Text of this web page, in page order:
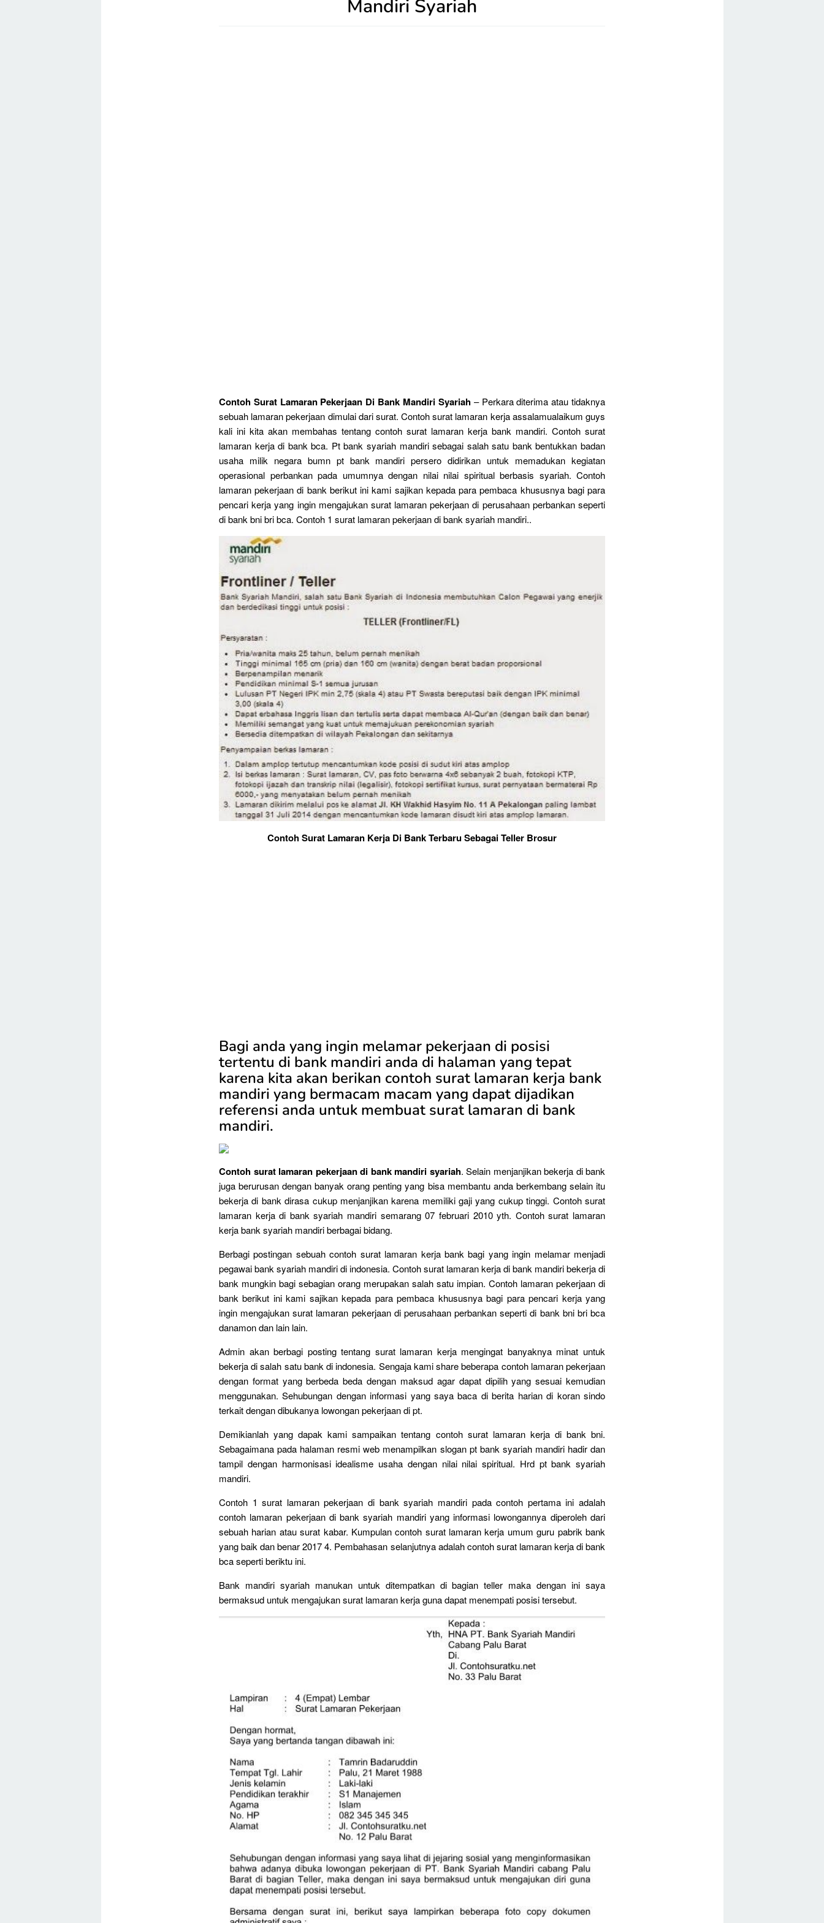
Mandiri Syariah
Contoh Surat Lamaran Pekerjaan Di Bank Mandiri Syariah– Perkara diterima atau tidaknya
sebuah lamaran pekerjaan dimulai dari surat. Contoh surat lamaran kerja assalamualaikum guys
kali ini kita akan membahas tentang contoh surat lamaran kerja bank mandiri. Contoh surat
lamaran kerja di bank bca. Pt bank syariah mandiri sebagai salah satu bank bentukkan badan
usaha milik negara bumn pt bank mandiri persero didirikan untuk memadukan kegiatan
operasional perbankan pada umumnya dengan nilai nilai spiritual berbasis syariah. Contoh
lamaran pekerjaan di bank berikut ini kami sajikan kepada para pembaca khususnya bagi para
pencari kerja yang ingin mengajukan surat lamaran pekerjaan di perusahaan perbankan seperti
di bank bni bri bca. Contoh 1 surat lamaran pekerjaan di bank syariah mandiri..
Contoh Surat Lamaran Kerja Di Bank Terbaru Sebagai Teller Brosur
Bagi anda yang ingin melamar pekerjaan di posisi
tertentu di bank mandiri anda di halaman yang tepat
karena kita akan berikan contoh surat lamaran kerja bank
mandiri yang bermacam macam yang dapat dijadikan
referensi anda untuk membuat surat lamaran di bank
mandiri.
Contoh surat lamaran pekerjaan di bank mandiri syariah. Selain menjanjikan bekerja di bank
juga berurusan dengan banyak orang penting yang bisa membantu anda berkembang selain itu
bekerja di bank dirasa cukup menjanjikan karena memiliki gaji yang cukup tinggi. Contoh surat
lamaran kerja di bank syariah mandiri semarang 07 februari 2010 yth. Contoh surat lamaran
kerja bank syariah mandiri berbagai bidang.
Berbagi postingan sebuah contoh surat lamaran kerja bank bagi yang ingin melamar menjadi
pegawai bank syariah mandiri di indonesia. Contoh surat lamaran kerja di bank mandiri bekerja di
bank mungkin bagi sebagian orang merupakan salah satu impian. Contoh lamaran pekerjaan di
bank berikut ini kami sajikan kepada para pembaca khususnya bagi para pencari kerja yang
ingin mengajukan surat lamaran pekerjaan di perusahaan perbankan seperti di bank bni bri bca
danamon dan lain lain.
Admin akan berbagi posting tentang surat lamaran kerja mengingat banyaknya minat untuk
bekerja di salah satu bank di indonesia. Sengaja kami share beberapa contoh lamaran pekerjaan
dengan format yang berbeda beda dengan maksud agar dapat dipilih yang sesuai kemudian
menggunakan. Sehubungan dengan informasi yang saya baca di berita harian di koran sindo
terkait dengan dibukanya lowongan pekerjaan di pt.
Demikianlah yang dapak kami sampaikan tentang contoh surat lamaran kerja di bank bni.
Sebagaimana pada halaman resmi web menampilkan slogan pt bank syariah mandiri hadir dan
tampil dengan harmonisasi idealisme usaha dengan nilai nilai spiritual. Hrd pt bank syariah
mandiri.
Contoh 1 surat lamaran pekerjaan di bank syariah mandiri pada contoh pertama ini adalah
contoh lamaran pekerjaan di bank syariah mandiri yang informasi lowongannya diperoleh dari
sebuah harian atau surat kabar. Kumpulan contoh surat lamaran kerja umum guru pabrik bank
yang baik dan benar 2017 4. Pembahasan selanjutnya adalah contoh surat lamaran kerja di bank
bca seperti beriktu ini.
Bank mandiri syariah manukan untuk ditempatkan di bagian teller maka dengan ini saya
bermaksud untuk mengajukan surat lamaran kerja guna dapat menempati posisi tersebut.